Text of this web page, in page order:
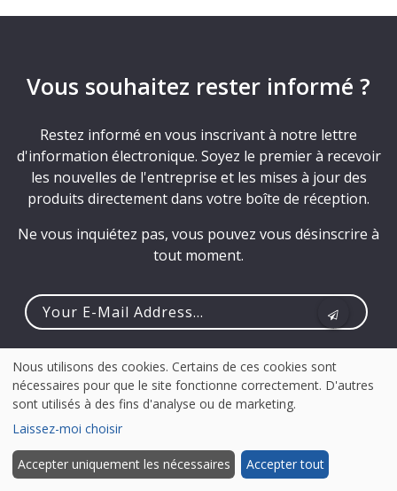
Vous souhaitez rester informé ?
Restez informé en vous inscrivant à notre lettre
d'information électronique. Soyez le premier à recevoir
les nouvelles de l'entreprise et les mises à jour des
produits directement dans votre boîte de réception.
Ne vous inquiétez pas, vous pouvez vous désinscrire à
tout moment.
mail
address...
Nous utilisons des cookies. Certains de ces cookies sont
nécessaires pour que le site fonctionne correctement. D'autres
sont utilisés à des fins d'analyse ou de marketing.
Laissez-moi choisir
Accepter uniquement les nécessaires Accepter tout